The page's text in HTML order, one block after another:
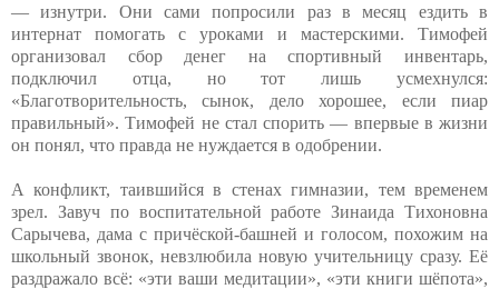
— изнутри. Они сами попросили раз в месяц ездить в
интернат помогать с уроками и мастерскими. Тимофей
организовал сбор денег на спортивный инвентарь,
подключил отца, но тот лишь усмехнулся:
«Благотворительность, сынок, дело хорошее, если пиар
правильный». Тимофей не стал спорить — впервые в жизни
он понял, что правда не нуждается в одобрении.
А конфликт, таившийся в стенах гимназии, тем временем
зрел. Завуч по воспитательной работе Зинаида Тихоновна
Сарычева, дама с причёской-башней и голосом, похожим на
школьный звонок, невзлюбила новую учительницу сразу. Её
раздражало всё: «эти ваши медитации», «эти книги шёпота»,